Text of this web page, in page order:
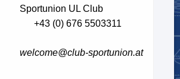
Sportunion UL Club
+43 (0) 676 5503311
welcome@club-sportunion.at